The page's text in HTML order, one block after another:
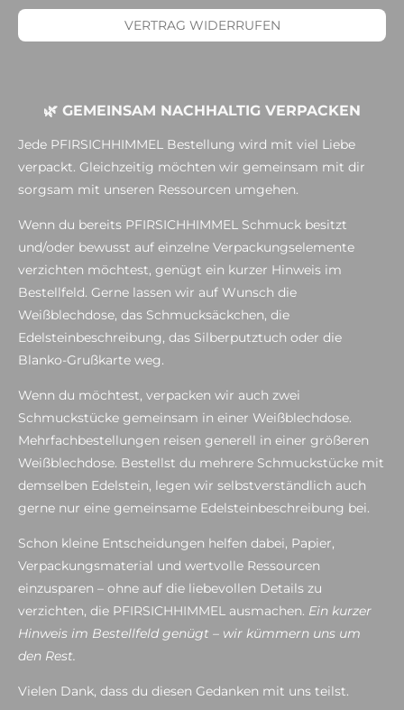
VERTRAG WIDERRUFEN
🌿 GEMEINSAM NACHHALTIG VERPACKEN
Jede PFIRSICHHIMMEL Bestellung wird mit viel Liebe
verpackt. Gleichzeitig möchten wir gemeinsam mit dir
sorgsam mit unseren Ressourcen umgehen.
Wenn du bereits PFIRSICHHIMMEL Schmuck besitzt
und/oder bewusst auf einzelne Verpackungselemente
verzichten möchtest, genügt ein kurzer Hinweis im
Bestellfeld. Gerne lassen wir auf Wunsch die
Weißblechdose, das Schmucksäckchen, die
Edelsteinbeschreibung, das Silberputztuch oder die
Blanko-Grußkarte weg.
Wenn du möchtest, verpacken wir auch zwei
Schmuckstücke gemeinsam in einer Weißblechdose.
Mehrfachbestellungen reisen generell in einer größeren
Weißblechdose. Bestellst du mehrere Schmuckstücke mit
demselben Edelstein, legen wir selbstverständlich auch
gerne nur eine gemeinsame Edelsteinbeschreibung bei.
Schon kleine Entscheidungen helfen dabei, Papier,
Verpackungsmaterial und wertvolle Ressourcen
einzusparen – ohne auf die liebevollen Details zu
verzichten, die PFIRSICHHIMMEL ausmachen. Ein kurzer
Hinweis im Bestellfeld genügt – wir kümmern uns um
den Rest.
Vielen Dank, dass du diesen Gedanken mit uns teilst.